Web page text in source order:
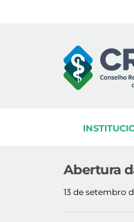
Abertura
13 de setembro